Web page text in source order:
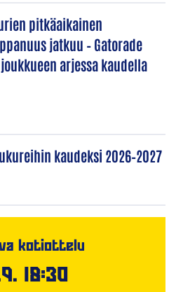
pitkäaikainen
jatkuu – Gatorade
arjessa kaudella
kaudeksi 2026–2027
kotiottelu
18:30